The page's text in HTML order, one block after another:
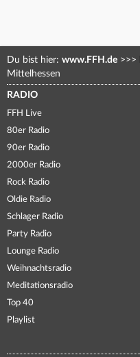
Du bist hier: www.FFH.de >>>
Mittelhessen
RADIO
FFH Live
80er Radio
90er Radio
2000er Radio
Rock Radio
Oldie Radio
Schlager Radio
Party Radio
Lounge Radio
Weihnachtsradio
Meditationsradio
Top 40
Playlist